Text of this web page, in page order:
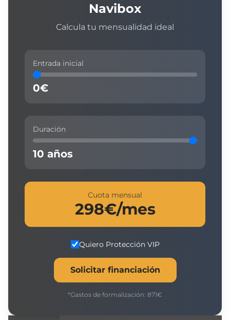
Navibox
Calcula tu mensualidad ideal
Entrada inicial
0€
Duración
10 años
Cuota mensual
298€/mes
Quiero Protección VIP
Solicitar financiación
*Gastos de formalización: 871€